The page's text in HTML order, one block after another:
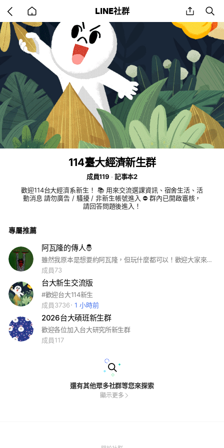
back
to
home
LINE社群 share
114臺大經濟新生群
成員119
記事本2
歡迎114台大經濟系新生！ 📚 用來交流選課資訊、宿舍生活、活
動消息 請勿廣告 / 騷擾 / 非新生帳號進入 ⛔ 群內已開啟審核，
請回答問題後進入！
專屬推薦
阿瓦隆的傳人🤴
雖然我原本是想要約阿瓦隆，但玩什麼都可以！歡迎大家來這裡揪各種桌遊哈哈哈
成員73
台大新生交流版
#歡迎台大114新生
成員3736
1 小時前
2026台大碩班新生群
歡迎各位加入台大研究所新生群
成員117
還有其他眾多社群等您來探索
顯示更多